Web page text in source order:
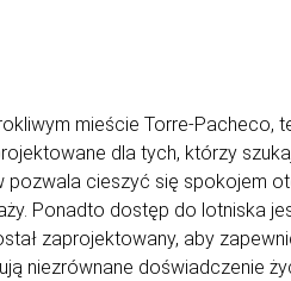
mieście Torre-Pacheco,
dla tych, którzy
pozwala cieszyć się spokojem
Ponadto dostęp do lotniska
zaprojektowany, aby
niezrównane doświadczenie